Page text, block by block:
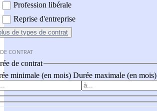
Profession libérale
Reprise d'entreprise
de types de contrat
CONTRAT
de contrat
minimale (en mois) Durée maximale (en mois)